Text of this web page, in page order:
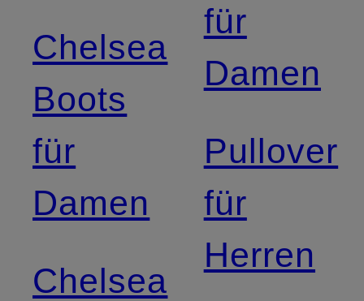
Chelsea
Boots
für
Damen
Chelsea
für
Damen
Pullover
für
Herren